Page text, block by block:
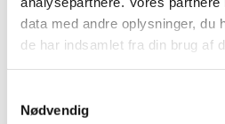
data med andre oplysninger, du
de har indsamlet fra din brug af
Nødvendig
Brilique® 60 mg får ikke
| 28. september 2017|